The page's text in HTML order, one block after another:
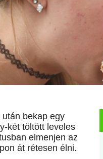
után bekap egy
két töltött leveles
elmenjen az
át rétesen élni.